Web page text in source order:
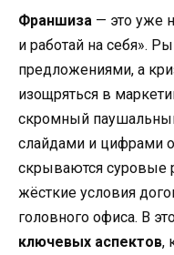
Франшиза — это уже
и работай на себя».
предложениями, а
изощряться в
скромный
слайдами и цифрами
скрываются суровые
жёсткие условия
головного офиса. В
ключевых аспектов,